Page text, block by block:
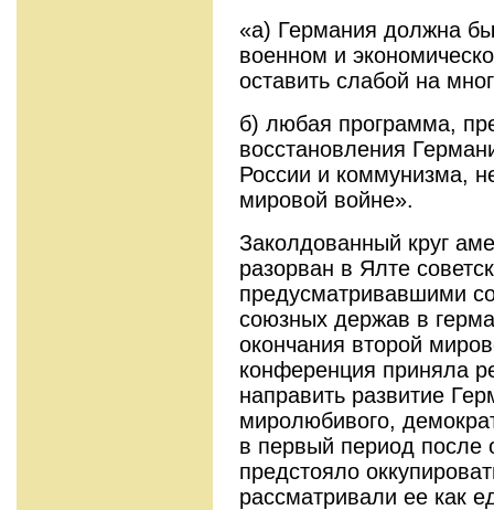
«а) Германия должна
военном и
оставить слабой на
б) любая программа,
восстановления
России и коммунизма,
мировой войне».
Заколдованный круг
разорван в Ялте
предусматривавшими
союзных держав в
окончания второй
конференция приняла
направить развитие
миролюбивого,
в первый период после
предстояло
рассматривали ее как